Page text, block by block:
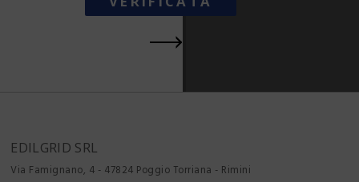
EDILGRID SRL
Via Famignano, 4 - 47824 Poggio Torriana - Rimini